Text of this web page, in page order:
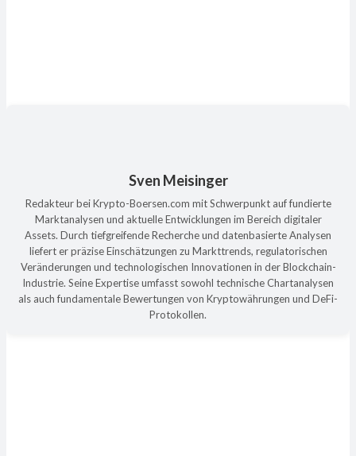
Sven Meisinger
Redakteur bei Krypto-Boersen.com mit Schwerpunkt auf fundierte
Marktanalysen und aktuelle Entwicklungen im Bereich digitaler
Assets. Durch tiefgreifende Recherche und datenbasierte Analysen
liefert er präzise Einschätzungen zu Markttrends, regulatorischen
Veränderungen und technologischen Innovationen in der Blockchain-
Industrie. Seine Expertise umfasst sowohl technische Chartanalysen
als auch fundamentale Bewertungen von Kryptowährungen und DeFi-
Protokollen.